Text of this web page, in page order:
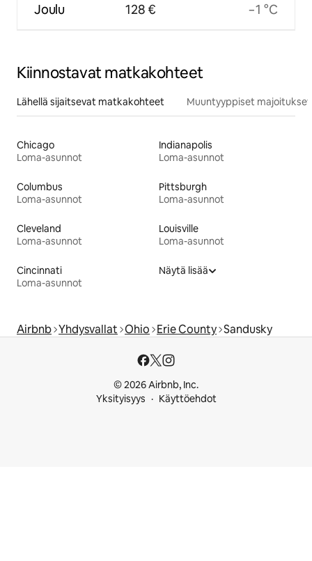
Joulu 128 € −1 °C
Kiinnostavat matkakohteet
Lähellä sijaitsevat matkakohteet Muuntyyppiset majoitukset
Chicago
Loma-asunnot
Indianapolis
Loma-asunnot
Columbus
Loma-asunnot
Pittsburgh
Loma-asunnot
Cleveland
Loma-asunnot
Louisville
Loma-asunnot
Cincinnati
Loma-asunnot
Näytä lisää
Airbnb Yhdysvallat Ohio Erie County Sandusky
© 2026 Airbnb, Inc.
Yksityisyys
Käyttöehdot